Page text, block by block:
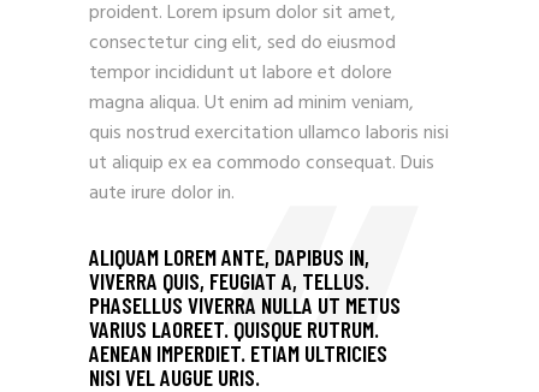
proident. Lorem ipsum dolor sit amet,
consectetur cing elit, sed do eiusmod
tempor incididunt ut labore et dolore
magna aliqua. Ut enim ad minim veniam,
quis nostrud exercitation ullamco laboris nisi
ut aliquip ex ea commodo consequat. Duis
aute irure dolor in.
ALIQUAM LOREM ANTE, DAPIBUS IN,
VIVERRA QUIS, FEUGIAT A, TELLUS.
PHASELLUS VIVERRA NULLA UT METUS
VARIUS LAOREET. QUISQUE RUTRUM.
AENEAN IMPERDIET. ETIAM ULTRICIES
NISI VEL AUGUE URIS.